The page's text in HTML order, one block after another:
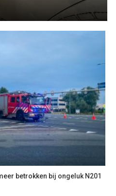
betrokken bij ongeluk N201